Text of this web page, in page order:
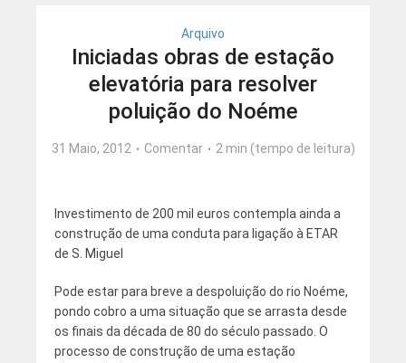
Arquivo
Iniciadas obras de estação
elevatória para resolver
poluição do Noéme
31 Maio, 2012 Comentar 2 min (tempo de leitura)
Investimento de 200 mil euros contempla ainda a
construção de uma conduta para ligação à ETAR
de S. Miguel
Pode estar para breve a despoluição do rio Noéme,
pondo cobro a uma situação que se arrasta desde
os finais da década de 80 do século passado. O
processo de construção de uma estação